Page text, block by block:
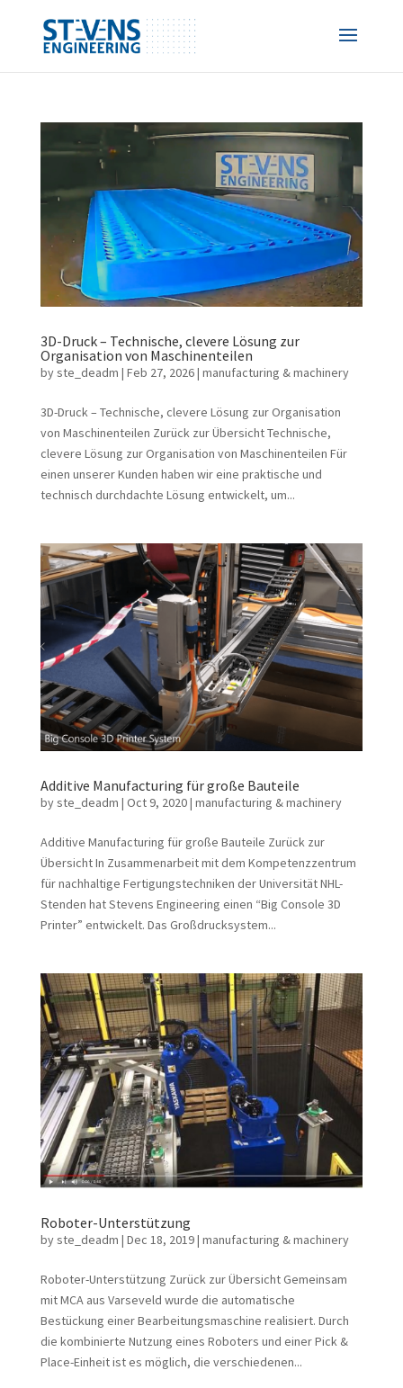
3D-Druck – Technische, clevere Lösung zur
Organisation von Maschinenteilen
byste_deadm | Feb 27, 2026| manufacturing & machinery
3D-Druck – Technische, clevere Lösung zur Organisation
von Maschinenteilen Zurück zur Übersicht Technische,
clevere Lösung zur Organisation von Maschinenteilen Für
einen unserer Kunden haben wir eine praktische und
technisch durchdachte Lösung entwickelt, um...
Additive Manufacturing für große Bauteile
byste_deadm | Oct 9, 2020| manufacturing & machinery
Additive Manufacturing für große Bauteile Zurück zur
Übersicht In Zusammenarbeit mit dem Kompetenzzentrum
für nachhaltige Fertigungstechniken der Universität NHL-
Stenden hat Stevens Engineering einen “Big Console 3D
Printer” entwickelt. Das Großdrucksystem...
Roboter-Unterstützung
byste_deadm | Dec 18, 2019| manufacturing & machinery
Roboter-Unterstützung Zurück zur Übersicht Gemeinsam
mit MCA aus Varseveld wurde die automatische
Bestückung einer Bearbeitungsmaschine realisiert. Durch
die kombinierte Nutzung eines Roboters und einer Pick &
Place-Einheit ist es möglich, die verschiedenen...